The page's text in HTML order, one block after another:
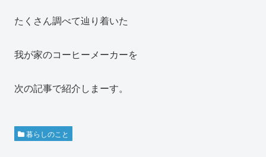
たくさん調べて辿り着いた
我が家のコーヒーメーカーを
次の記事で紹介しまーす。
暮らしのこと